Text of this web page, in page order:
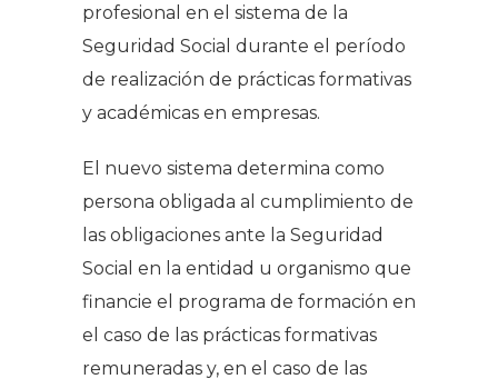
profesional en el sistema de la
Seguridad Social durante el período
de realización de prácticas formativas
y académicas en empresas.
El nuevo sistema determina como
persona obligada al cumplimiento de
las obligaciones ante la Seguridad
Social en la entidad u organismo que
financie el programa de formación en
el caso de las prácticas formativas
remuneradas y, en el caso de las